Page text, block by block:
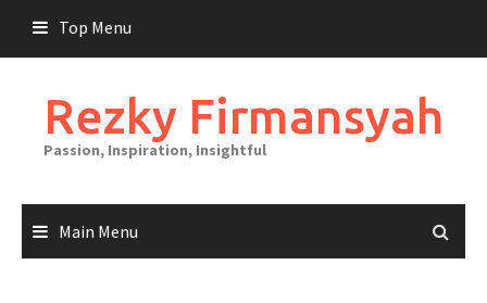
content
Top Menu
Rezky Firmansyah
Passion, Inspiration, Insightful
Main Menu